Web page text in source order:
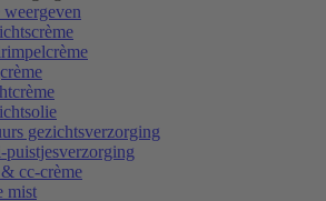
gezichtsverzorging
puistjesverzorging
cc-crème
mist